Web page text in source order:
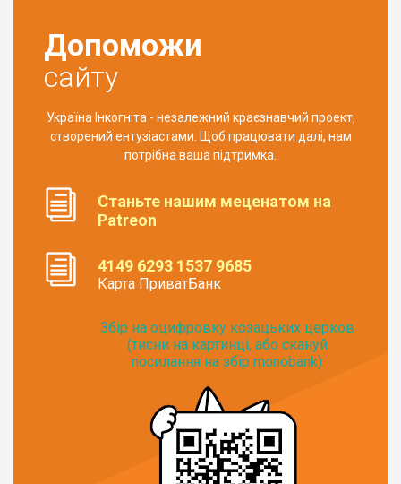
Допоможи
сайту
Україна Інкогніта - незалежний краєзнавчий проект,
створений ентузіастами. Щоб працювати далі, нам
потрібна ваша підтримка.
Станьте нашим меценатом на
Patreon
4149 6293 1537 9685
Карта ПриватБанк
Збір на оцифровку козацьких церков
(тисни на картинці, або скануй
посилання на збір monobank):